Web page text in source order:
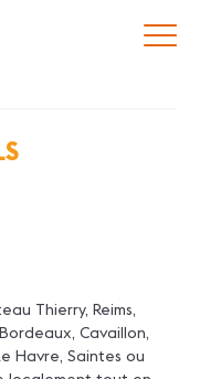
Thierry, Reims,
Cavaillon,
Havre, Saintes ou